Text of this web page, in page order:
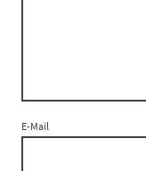
E-Mail